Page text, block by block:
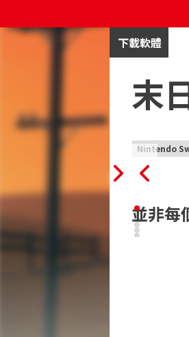
下載軟體
末
Nintendo
並非每